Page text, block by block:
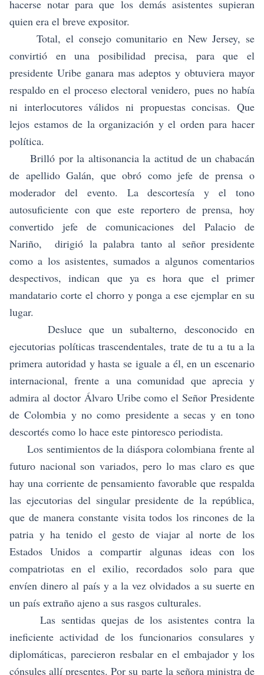
hacerse notar para que los demás asistentes supieran
quien era el breve expositor.
Total, el consejo comunitario en New Jersey, se
convirtió en una posibilidad precisa, para que el
presidente Uribe ganara mas adeptos y obtuviera mayor
respaldo en el proceso electoral venidero, pues no había
ni interlocutores válidos ni propuestas concisas. Que
lejos estamos de la organización y el orden para hacer
política.
Brilló por la altisonancia la actitud de un chabacán
de apellido Galán, que obró como jefe de prensa o
moderador del evento. La descortesía y el tono
autosuficiente con que este reportero de prensa, hoy
convertido jefe de comunicaciones del Palacio de
Nariño, dirigió la palabra tanto al señor presidente
como a los asistentes, sumados a algunos comentarios
despectivos, indican que ya es hora que el primer
mandatario corte el chorro y ponga a ese ejemplar en su
lugar.
Desluce que un subalterno, desconocido en
ejecutorias políticas trascendentales, trate de tu a tu a la
primera autoridad y hasta se iguale a él, en un escenario
internacional, frente a una comunidad que aprecia y
admira al doctor Álvaro Uribe como el Señor Presidente
de Colombia y no como presidente a secas y en tono
descortés como lo hace este pintoresco periodista.
Los sentimientos de la diáspora colombiana frente al
futuro nacional son variados, pero lo mas claro es que
hay una corriente de pensamiento favorable que respalda
las ejecutorias del singular presidente de la república,
que de manera constante visita todos los rincones de la
patria y ha tenido el gesto de viajar al norte de los
Estados Unidos a compartir algunas ideas con los
compatriotas en el exilio, recordados solo para que
envíen dinero al país y a la vez olvidados a su suerte en
un país extraño ajeno a sus rasgos culturales.
Las sentidas quejas de los asistentes contra la
ineficiente actividad de los funcionarios consulares y
diplomáticas, parecieron resbalar en el embajador y los
cónsules allí presentes. Por su parte la señora ministra de